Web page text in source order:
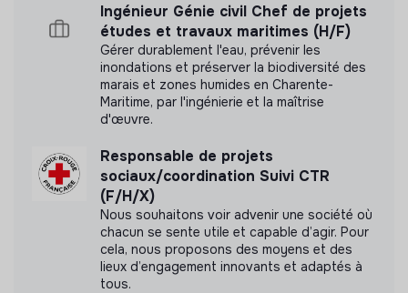
l’homogénéité du parc
Garantir l’évolution du dispositif audiovisuel
Etablir les scénarios d’évolution sur la base des
retours utilisateurs prenant en compte la
disponibilité, l'évolutivité, la maintenabilité et
l’interopérabilité des solutions
Piloter les projets d’évolution de la configuration des
salles
Assurer la relation avec les prestataires :
constructeurs, intégrateurs…
Maintenir une veille technologique
Ingénieur Génie civil Chef de projets
études et travaux maritimes (H/F)
Gérer durablement l'eau, prévenir les
inondations et préserver la biodiversité des
marais et zones humides en Charente-
Maritime, par l'ingénierie et la maîtrise
d'œuvre.
Responsable de projets
sociaux/coordination Suivi CTR
(F/H/X)
Nous souhaitons voir advenir une société où
chacun se sente utile et capable d’agir. Pour
cela, nous proposons des moyens et des
lieux d’engagement innovants et adaptés à
tous.